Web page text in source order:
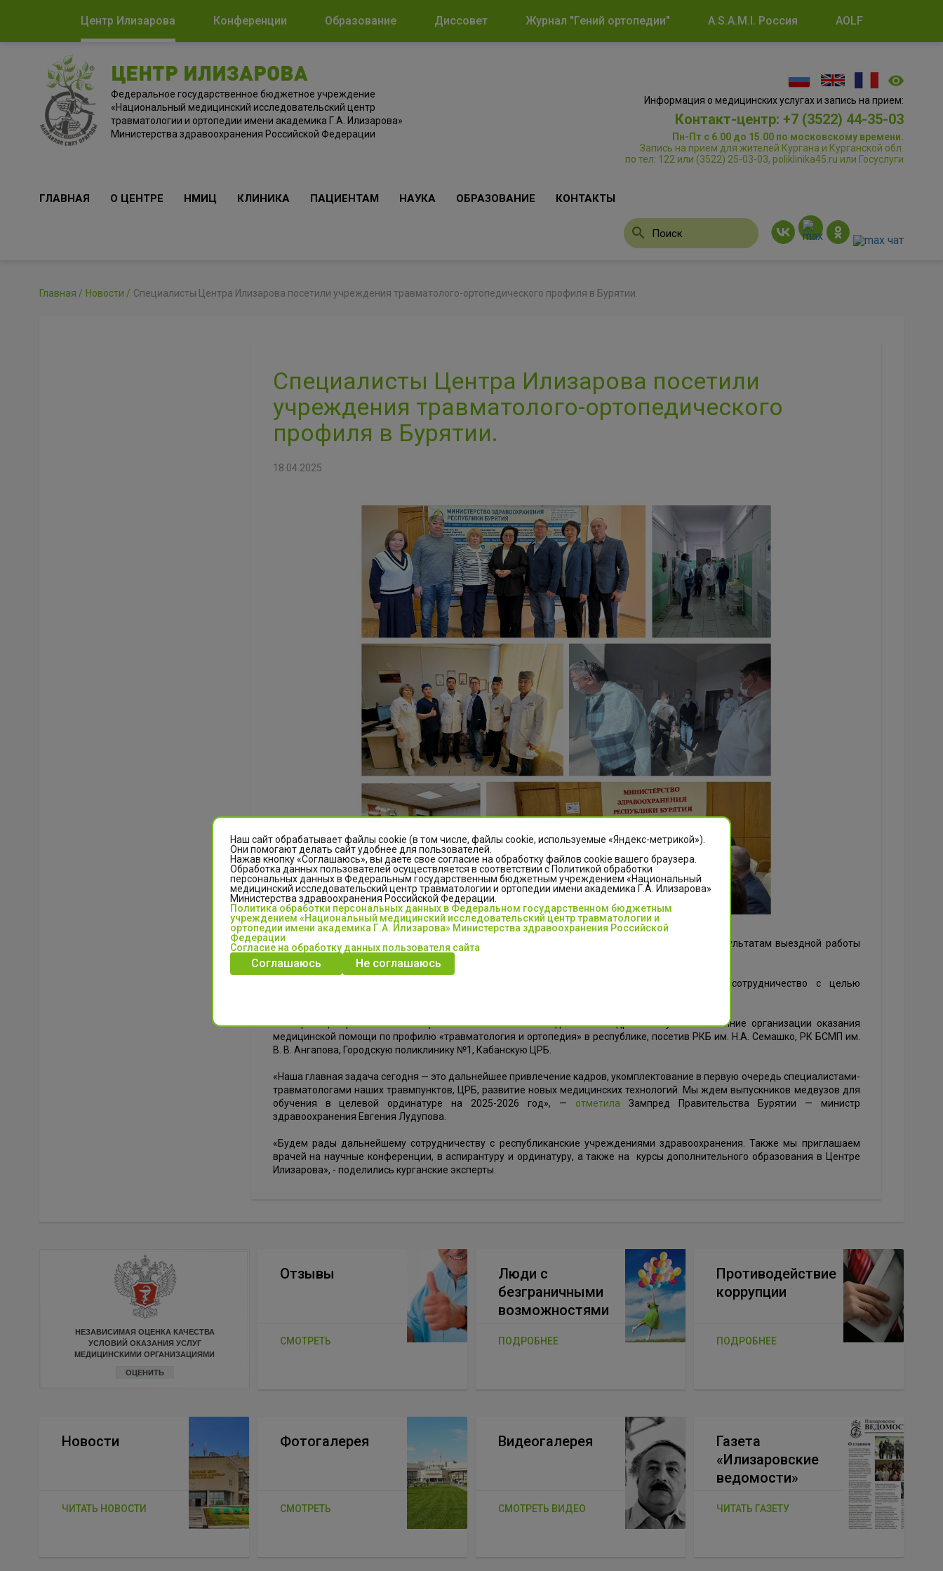
Центр Илизарова Конференции Образование Диссовет Журнал "Гений ортопедии" A.S.A.M.I. Россия AOLF
ЦЕНТР ИЛИЗАРОВА
Федеральное государственное бюджетное учреждение
«Национальный медицинский исследовательский центр
травматологии и ортопедии имени академика Г.А. Илизарова»
Министерства здравоохранения Российской Федерации
Информация о медицинских услугах и запись на прием:
Контакт-центр: +7 (3522) 44-35-03
Пн-Пт с 6.00 до 15.00 по московскому времени.
Запись на прием для жителей Кургана и Курганской обл.
по тел: 122 или (3522) 25-03-03, poliklinika45.ru или Госуслуги
ГЛАВНАЯ О ЦЕНТРЕ НМИЦ КЛИНИКА ПАЦИЕНТАМ НАУКА ОБРАЗОВАНИЕ КОНТАКТЫ
Главная Новости Специалисты Центра Илизарова посетили учреждения травматолого-ортопедического профиля в Бурятии.
Специалисты Центра Илизарова посетили
учреждения травматолого-ортопедического
профиля в Бурятии.
18.04.2025
17 апреля в Министерстве здравоохранения Бурятии состоялось итоговое совещание по результатам выездной работы
НМИЦ ТО имени академика Г.А. Илизарова.
Медики обсудили развитие травматологии и ортопедии в республике и дальнейшее сотрудничество с целью
Эксперты Центра Анатолий Коробейников и Оксана Недобоева подробно изучили состояние организации оказания
медицинской помощи по профилю «травматология и ортопедия» в республике, посетив РКБ им. Н.А. Семашко, РК БСМП им.
В. В. Ангапова, Городскую поликлинику №1, Кабанскую ЦРБ.
«Наша главная задача сегодня — это дальнейшее привлечение кадров, укомплектование в первую очередь специалистами-
травматологами наших травмпунктов, ЦРБ, развитие новых медицинских технологий. Мы ждем выпускников медвузов для
обучения в целевой ординатуре на 2025-2026 год», — отметила Зампред Правительства Бурятии — министр
здравоохранения Евгения Лудупова.
«Будем рады дальнейшему сотрудничеству с республиканские учреждениями здравоохранения. Также мы приглашаем
врачей на научные конференции, в аспирантуру и ординатуру, а также на курсы дополнительного образования в Центре
Илизарова», - поделились курганские эксперты.
НЕЗАВИСИМАЯ ОЦЕНКА КАЧЕСТВА
УСЛОВИЙ ОКАЗАНИЯ УСЛУГ
МЕДИЦИНСКИМИ ОРГАНИЗАЦИЯМИ
ОЦЕНИТЬ
Отзывы
СМОТРЕТЬ
Люди с
безграничными
возможностями
ПОДРОБНЕЕ
Противодействие
коррупции
ПОДРОБНЕЕ
Новости
ЧИТАТЬ НОВОСТИ
Фотогалерея
СМОТРЕТЬ
Видеогалерея
СМОТРЕТЬ ВИДЕО
Газета
«Илизаровские
ведомости»
ЧИТАТЬ ГАЗЕТУ
Наш сайт обрабатывает файлы cookie (в том числе, файлы cookie, используемые «Яндекс-метрикой»).
Они помогают делать сайт удобнее для пользователей.
Нажав кнопку «Соглашаюсь», вы даете свое согласие на обработку файлов cookie вашего браузера.
Обработка данных пользователей осуществляется в соответствии с Политикой обработки
персональных данных в Федеральным государственным бюджетным учреждением «Национальный
медицинский исследовательский центр травматологии и ортопедии имени академика Г.А. Илизарова»
Министерства здравоохранения Российской Федерации.
Политика обработки персональных данных в Федеральном государственном бюджетным
учреждением «Национальный медицинский исследовательский центр травматологии и
ортопедии имени академика Г.А. Илизарова» Министерства здравоохранения Российской
Федерации
Согласие на обработку данных пользователя сайта
Соглашаюсь Не соглашаюсь